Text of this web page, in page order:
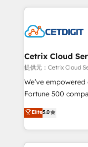
competitive market.
coffee, and we ❤️ dogs. We produce
Impact Award
Award 🏆2020 Elite
Integrations
Marketing
2018 Website
Growth-Driven
Sales Enablement
Cetrix Cloud
提供元：Cetrix Cloud
We’ve
Fortune 500
and nonprofits — to
revenue, and
With deep
automation,
Elite5.0